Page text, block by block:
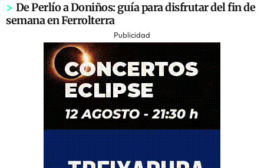
> De Perlío a Doniños: guía para disfrutar del fin de
semana en Ferrolterra
Publicidad